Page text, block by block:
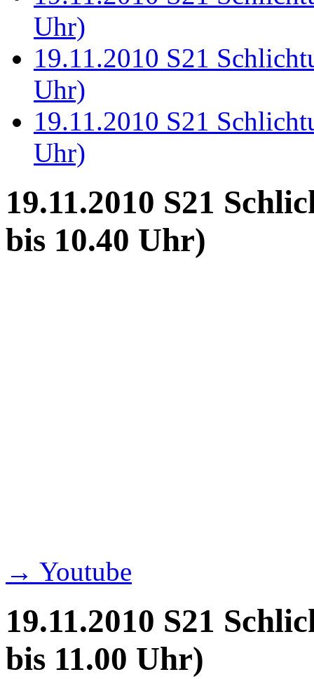
Uhr)
19.11.2010 S21
Uhr)
19.11.2010 S21
Uhr)
19.11.2010 S21
bis 10.40 Uhr)
→ Youtube
19.11.2010 S21
bis 11.00 Uhr)